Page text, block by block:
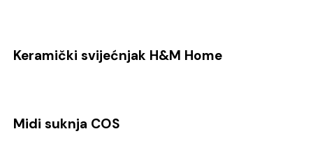
Keramički svijećnjak H&M Home
Midi suknja COS